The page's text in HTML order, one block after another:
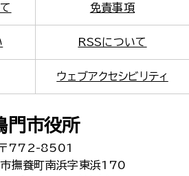
免責事項
RSSについて
ウェブアクセシビリティ
門市役所
772-8501
撫養町南浜字東浜170